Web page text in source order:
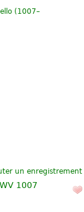
(1007–
un enregistrement
1007